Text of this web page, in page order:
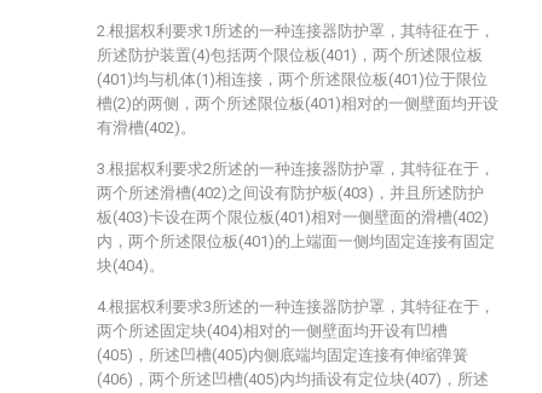
2.根据权利要求1所述的一种连接器防护罩，其特征在于，
所述防护装置(4)包括两个限位板(401)，两个所述限位板
(401)均与机体(1)相连接，两个所述限位板(401)位于限位
槽(2)的两侧，两个所述限位板(401)相对的一侧壁面均开设
有滑槽(402)。
3.根据权利要求2所述的一种连接器防护罩，其特征在于，
两个所述滑槽(402)之间设有防护板(403)，并且所述防护
板(403)卡设在两个限位板(401)相对一侧壁面的滑槽(402)
内，两个所述限位板(401)的上端面一侧均固定连接有固定
块(404)。
4.根据权利要求3所述的一种连接器防护罩，其特征在于，
两个所述固定块(404)相对的一侧壁面均开设有凹槽
(405)，所述凹槽(405)内侧底端均固定连接有伸缩弹簧
(406)，两个所述凹槽(405)内均插设有定位块(407)，所述